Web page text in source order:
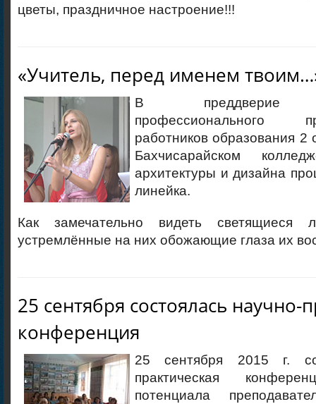
цветы, праздничное настроение!!!
«Учитель, перед именем
В преддверие
профессионального
работников образования 2
Бахчисарайском
архитектуры и дизайна
линейка.
Как замечательно видеть светящиеся
устремлённые на них обожающие глаза их
25 сентября состоялась научно-
конференция
25 сентября 2015 г.
практическая
потенциала